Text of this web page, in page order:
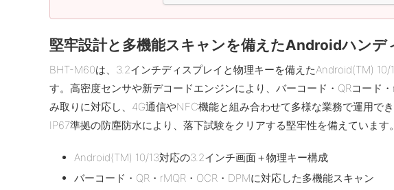
堅牢設計と多機能スキャンを備えたAndroidハンデ
BHT-M60は、3.2インチディスプレイと物理キーを備えたAndroid(TM)
す。高密度センサや新デコードエンジンにより、バーコード・QRコード
み取りに対応し、4G通信やNFC機能と組み合わせて多様な業務で運用で
IP67準拠の防塵防水により、落下試験をクリアする堅牢性を備えています。
Android(TM) 10/13対応の3.2インチ画面＋物理キー構成
バーコード・QR・rMQR・OCR・DPMに対応した多機能スキャン